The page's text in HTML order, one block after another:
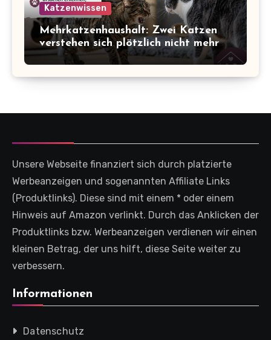
Katzenwissen
Mehrkatzenhaushalt: Zwei Katzen
verstehen sich plötzlich nicht mehr
Unsere Webseite finanziert sich durch platzierte
Werbeanzeigen und sogenannten Affiliate Links
(Produktlinks). Diese sind mit einem * oder einem
Hinweis auf Amazon verlinkt. Durch das Anklicken der
Produktlinks bzw. Werbeanzeigen verdienen wir einen
kleinen Betrag, der uns hilft, diese Seite weiter zu
verbessern.
Informationen
Datenschutz